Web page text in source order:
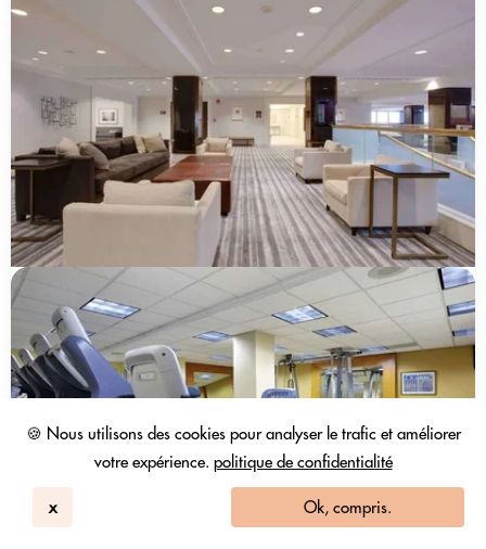
🍪 Nous utilisons des cookies pour analyser le trafic et améliorer
votre expérience. politique de confidentialité
x Ok, compris.